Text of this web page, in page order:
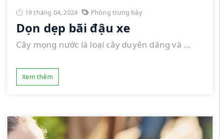
19 tháng 04, 2024 Phòng trưng bày
Dọn dẹp bãi đậu xe
Cây mọng nước là loại cây duyên dáng và ...
Xem thêm